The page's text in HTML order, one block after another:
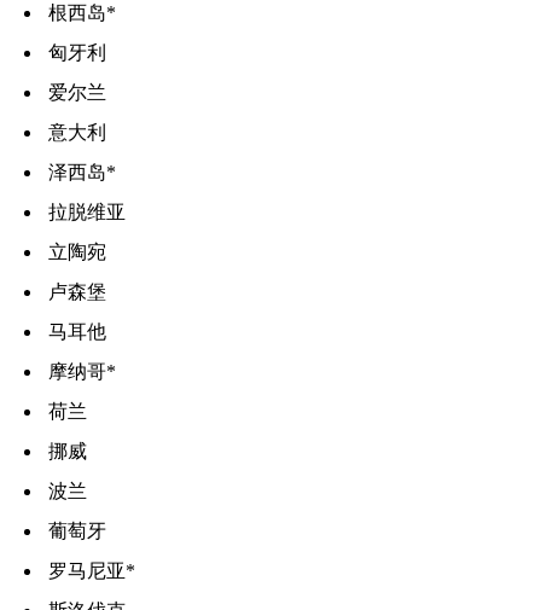
根西岛*
匈牙利
爱尔兰
意大利
泽西岛*
拉脱维亚
立陶宛
卢森堡
马耳他
摩纳哥*
荷兰
挪威
波兰
葡萄牙
罗马尼亚*